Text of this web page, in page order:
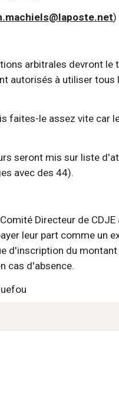
)
arbitrales devront le
autorisés à utiliser tous
faites-le assez vite car
seront mis sur liste
avec des 44).
Directeur de
leur part comme un
d'inscription du
cas d'absence.